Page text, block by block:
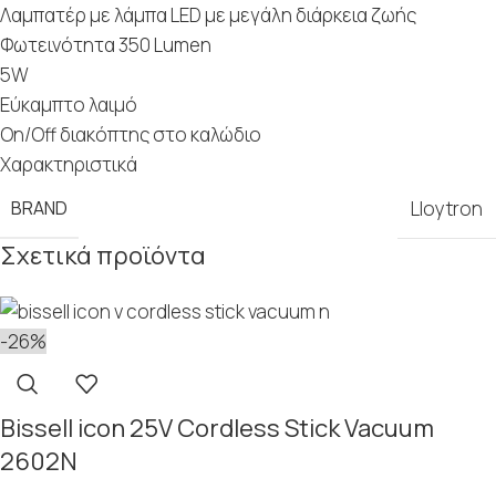
Λαμπατέρ με λάμπα LED με μεγάλη διάρκεια ζωής
Φωτεινότητα 350 Lumen
5W
Eύκαμπτο λαιμό
On/Off διακόπτης στο καλώδιο
Χαρακτηριστικά
BRAND Lloytron
Σχετικά προϊόντα
-26%
Bissell icon 25V Cordless Stick Vacuum
2602N